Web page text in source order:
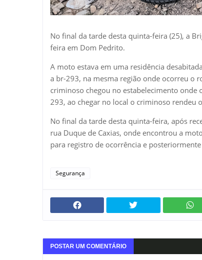
No final da tarde desta quinta-feira (25), a
feira em Dom Pedrito.
A moto estava em uma residência
a br-293, na mesma região onde ocorreu o
criminoso chegou no estabelecimento
293, ao chegar no local o criminoso rendeu
No final da tarde desta quinta-feira, após
rua Duque de Caxias, onde encontrou a
para registro de ocorrência e
Segurança
POSTAR UM COMENTÁRIO